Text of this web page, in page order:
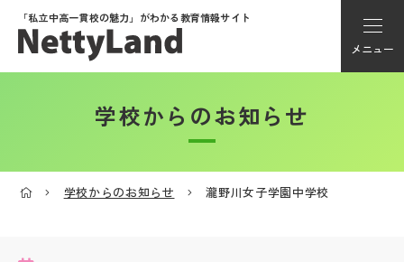
「私立中高一貫校の魅力」がわかる教育情報サイト
メニュー
アカウント登録
学校からのお知らせ
学校からのお知らせ 瀧野川女子学園中学校